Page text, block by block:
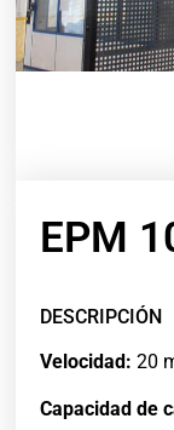
EPM
DESCRIPCIÓN
Velocidad: 20
Capacidad de